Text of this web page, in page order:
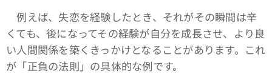
例えば、失恋を経験したとき、それがその瞬間は辛
くても、後になってその経験が自分を成長させ、より良
い人間関係を築くきっかけとなることがあります。これ
が「正負の法則」の具体的な例です。